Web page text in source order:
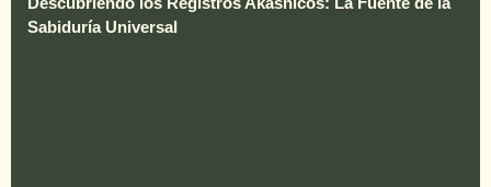
Sabiduría Universal